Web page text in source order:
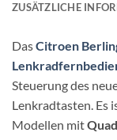
ZUSÄTZLICHE
DasCitroen
Steuerung des
Lenkradtasten. Es
Modellen mit